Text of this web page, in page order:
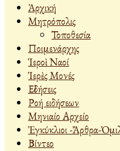
Ἀρχική
Μητρόπολις
Τοποθεσία
Ποιμενάρχης
Ἱεροὶ Ναοί
Ἱερὲς Μονές
Εἰδήσεις
Ροή ειδήσεων
Μηνιαίο Αρχείο
Ἐγκύκλιοι -Ἄρθρα-
Βίντεο